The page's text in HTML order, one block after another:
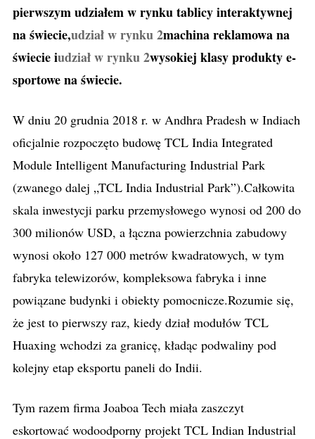
pierwszym udziałem w rynku tablicy interaktywnej
na świecie,udział w rynku 2machina reklamowa na
świecie iudział w rynku 2wysokiej klasy produkty e-
sportowe na świecie.
W dniu 20 grudnia 2018 r. w Andhra Pradesh w Indiach
oficjalnie rozpoczęto budowę TCL India Integrated
Module Intelligent Manufacturing Industrial Park
(zwanego dalej „TCL India Industrial Park”).Całkowita
skala inwestycji parku przemysłowego wynosi od 200 do
300 milionów USD, a łączna powierzchnia zabudowy
wynosi około 127 000 metrów kwadratowych, w tym
fabryka telewizorów, kompleksowa fabryka i inne
powiązane budynki i obiekty pomocnicze.Rozumie się,
że jest to pierwszy raz, kiedy dział modułów TCL
Huaxing wchodzi za granicę, kładąc podwaliny pod
kolejny etap eksportu paneli do Indii.
Tym razem firma Joaboa Tech miała zaszczyt
eskortować wodoodporny projekt TCL Indian Industrial